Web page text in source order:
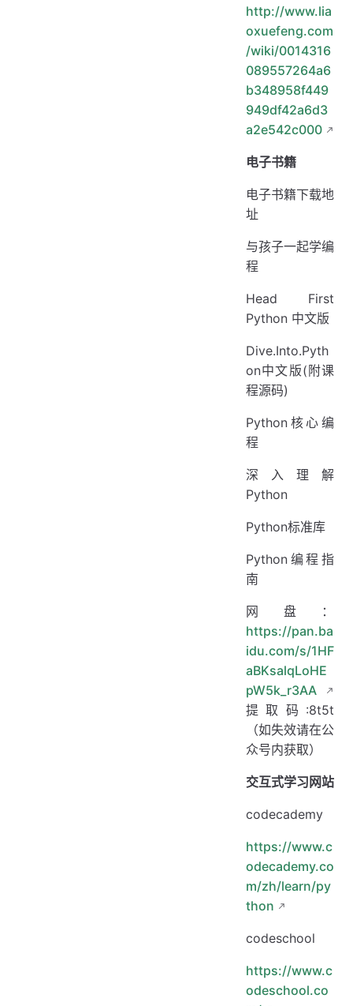
http://www.lia
oxuefeng.com
/wiki/0014316
089557264a6
b348958f449
949df42a6d3
a2e542c000
电子书籍
电子书籍下载地
址
与孩子一起学编
程
Head First
Python 中文版
Dive.Into.Pyth
on中文版(附课
程源码)
Python核心编
程
深入理解
Python
Python标准库
Python编程指
南
网盘：
https://pan.ba
idu.com/s/1HF
aBKsalqLoHE
pW5k_r3AA
提取码:8t5t
（如失效请在公
众号内获取）
交互式学习网站
codecademy
https://www.c
odecademy.co
m/zh/learn/py
thon
codeschool
https://www.c
odeschool.co